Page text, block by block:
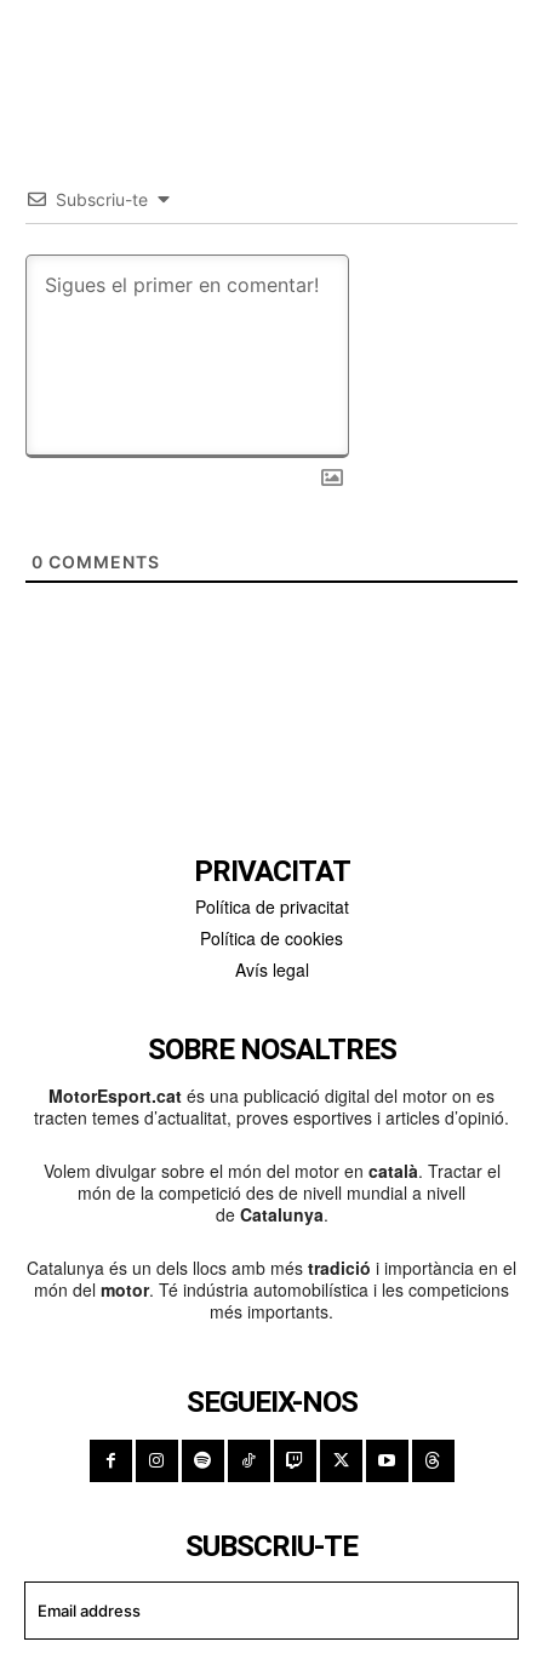
Subscriu-te
0 COMMENTS
PRIVACITAT
Política de privacitat
Política de cookies
Avís legal
SOBRE NOSALTRES
MotorEsport.cat és una publicació digital del motor on es
tracten temes d’actualitat, proves esportives i articles d’opinió.
Volem divulgar sobre el món del motor en català. Tractar el
món de la competició des de nivell mundial a nivell
de Catalunya.
Catalunya és un dels llocs amb més tradició i importància en el
món del motor. Té indústria automobilística i les competicions
més importants.
SEGUEIX-NOS
SUBSCRIU-TE